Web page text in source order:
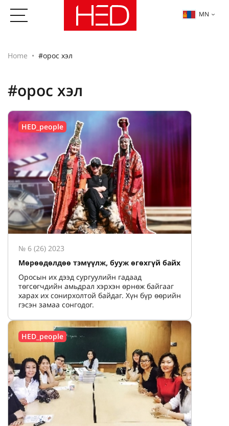
MN
Home #орос хэл
#орос хэл
HED_people
№ 6 (26) 2023
Мөрөөдөлдөө тэмүүлж, бууж өгөхгүй байх
Оросын их дээд сургуулийн гадаад
төгсөгчдийн амьдрал хэрхэн өрнөж байгааг
харах их сонирхолтой байдаг. Хүн бүр өөрийн
гэсэн замаа сонгодог.
HED_people